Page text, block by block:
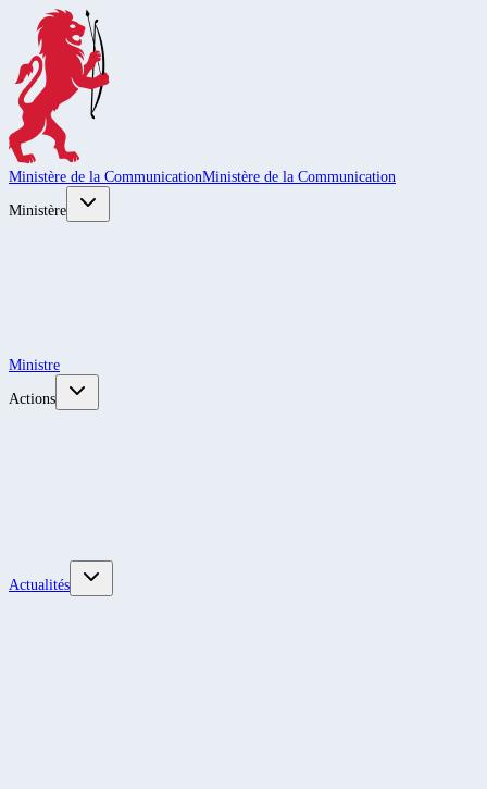
Ministère de la CommunicationMinistère de la Communication
Ministère
Ministre
Actions
Actualités